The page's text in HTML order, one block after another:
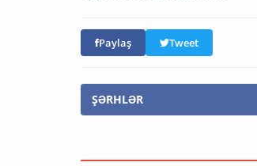
Paylaş Tweet
ŞƏRHLƏR